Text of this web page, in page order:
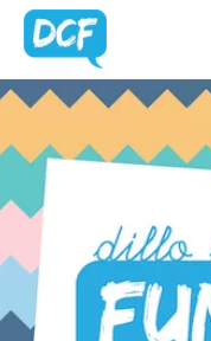
Home
Chi Sono
Lavora con me
Portfolio
Blog